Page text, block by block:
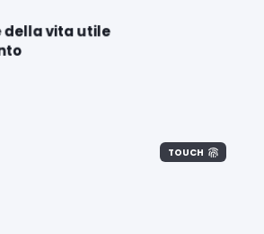
della vita utile
TOUCH